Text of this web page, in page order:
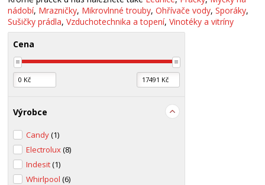
nádobí, Mrazničky, Mikrovlnné trouby,Ohřívače vody,Sporáky,
Sušičky prádla,Vzduchotechnika a topení,Vinotéky a vitríny
Cena
Výrobce
Candy(1)
Electrolux(8)
Indesit(1)
Whirlpool(6)